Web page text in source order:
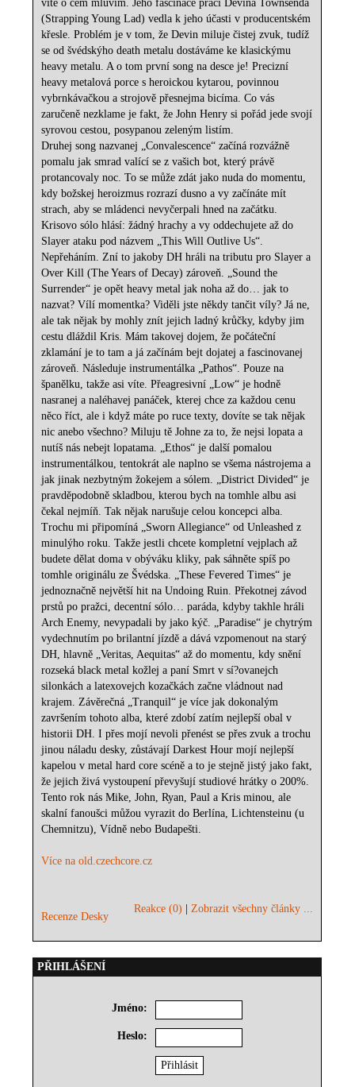
víte o čem mluvím. Jeho fascinace prací Devina Townsenda
(Strapping Young Lad) vedla k jeho účasti v producentském
křesle. Problém je v tom, že Devin miluje čistej zvuk, tudíž
se od švédskýho death metalu dostáváme ke klasickýmu
heavy metalu. A o tom první song na desce je! Precizní
heavy metalová porce s heroickou kytarou, povinnou
vybrnkávačkou a strojově přesnejma bicíma. Co vás
zaručeně nezklame je fakt, že John Henry si pořád jede svojí
syrovou cestou, posypanou zeleným listím.
Druhej song nazvanej „Convalescence“ začíná rozvážně
pomalu jak smrad valící se z vašich bot, který právě
protancovaly noc. To se může zdát jako nuda do momentu,
kdy božskej heroizmus rozrazí dusno a vy začínáte mít
strach, aby se mládenci nevyčerpali hned na začátku.
Krisovo sólo hlásí: žádný hrachy a vy oddechujete až do
Slayer ataku pod názvem „This Will Outlive Us“.
Nepřeháním. Zní to jakoby DH hráli na tributu pro Slayer a
Over Kill (The Years of Decay) zároveň. „Sound the
Surrender“ je opět heavy metal jak noha až do… jak to
nazvat? Vílí momentka? Viděli jste někdy tančit víly? Já ne,
ale tak nějak by mohly znít jejich ladný krůčky, kdyby jim
cestu dláždil Kris. Mám takovej dojem, že počáteční
zklamání je to tam a já začínám bejt dojatej a fascinovanej
zároveň. Následuje instrumentálka „Pathos“. Pouze na
španělku, takže asi víte. Přeagresivní „Low“ je hodně
nasranej a naléhavej panáček, kterej chce za každou cenu
něco říct, ale i když máte po ruce texty, dovíte se tak nějak
nic anebo všechno? Miluju tě Johne za to, že nejsi lopata a
nutíš nás nebejt lopatama. „Ethos“ je další pomalou
instrumentálkou, tentokrát ale naplno se všema nástrojema a
jak jinak nezbytným žokejem a sólem. „District Divided“ je
pravděpodobně skladbou, kterou bych na tomhle albu asi
čekal nejmíň. Tak nějak narušuje celou koncepci alba.
Trochu mi připomíná „Sworn Allegiance“ od Unleashed z
minulýho roku. Takže jestli chcete kompletní vejplach až
budete dělat doma v obýváku kliky, pak sáhněte spíš po
tomhle originálu ze Švédska. „These Fevered Times“ je
jednoznačně největší hit na Undoing Ruin. Překotnej závod
prstů po pražci, decentní sólo… paráda, kdyby takhle hráli
Arch Enemy, nevypadali by jako kýč. „Paradise“ je chytrým
vydechnutím po brilantní jízdě a dává vzpomenout na starý
DH, hlavně „Veritas, Aequitas“ až do momentu, kdy snění
rozseká black metal kožlej a paní Smrt v sí?ovanejch
silonkách a latexovejch kozačkách začne vládnout nad
krajem. Závěrečná „Tranquil“ je více jak dokonalým
završením tohoto alba, které zdobí zatím nejlepší obal v
historii DH. I přes mojí nevoli přenést se přes zvuk a trochu
jinou náladu desky, zůstávají Darkest Hour mojí nejlepší
kapelou v metal hard core scéně a to je stejně jistý jako fakt,
že jejich živá vystoupení převyšují studiové hrátky o 200%.
Tento rok nás Mike, John, Ryan, Paul a Kris minou, ale
skalní fanoušci můžou vyrazit do Berlína, Lichtensteinu (u
Chemnitzu), Vídně nebo Budapešti.
Více na old.czechcore.cz
Recenze Desky
Reakce (0) |Zobrazit všechny články ...
PŘIHLÁŠENÍ
Jméno:
Heslo: